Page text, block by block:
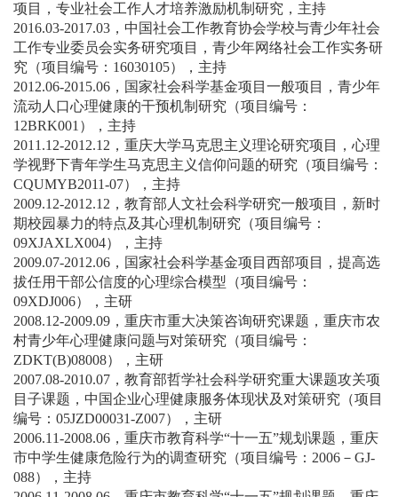
项目，专业社会工作人才培养激励机制研究，主持
2016.03-2017.03，中国社会工作教育协会学校与青少年社会
工作专业委员会实务研究项目，青少年网络社会工作实务研
究（项目编号：16030105），主持
2012.06-2015.06，国家社会科学基金项目一般项目，青少年
流动人口心理健康的干预机制研究（项目编号：
12BRK001），主持
2011.12-2012.12，重庆大学马克思主义理论研究项目，心理
学视野下青年学生马克思主义信仰问题的研究（项目编号：
CQUMYB2011-07），主持
2009.12-2012.12，教育部人文社会科学研究一般项目，新时
期校园暴力的特点及其心理机制研究（项目编号：
09XJAXLX004），主持
2009.07-2012.06，国家社会科学基金项目西部项目，提高选
拔任用干部公信度的心理综合模型（项目编号：
09XDJ006），主研
2008.12-2009.09，重庆市重大决策咨询研究课题，重庆市农
村青少年心理健康问题与对策研究（项目编号：
ZDKT(B)08008），主研
2007.08-2010.07，教育部哲学社会科学研究重大课题攻关项
目子课题，中国企业心理健康服务体现状及对策研究（项目
编号：05JZD00031-Z007），主研
2006.11-2008.06，重庆市教育科学“十一五”规划课题，重庆
市中学生健康危险行为的调查研究（项目编号：2006－GJ-
088），主持